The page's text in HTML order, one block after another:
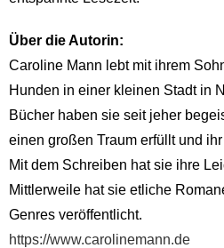
Über die Autorin:
Caroline Mann lebt mit ihrem
Hunden in einer kleinen Stadt in
Bücher haben sie seit jeher
einen großen Traum erfüllt und
Mit dem Schreiben hat sie ihre
Mittlerweile hat sie etliche
Genres veröffentlicht.
https://www.carolinemann.de